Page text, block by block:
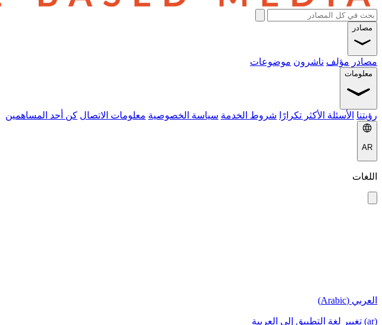
مصادر
مصادر مؤلف ناشرون موضوعات
معلومات
رؤيتنا الأسئلة الأكثر تكرارًا شروط الخدمة سياسة الخصوصية معلومات الاتصال كن أحد المساهمين
AR
اللغات
العربي (Arabic)
(ar) تغيير لغة التطبيق إلى العربية